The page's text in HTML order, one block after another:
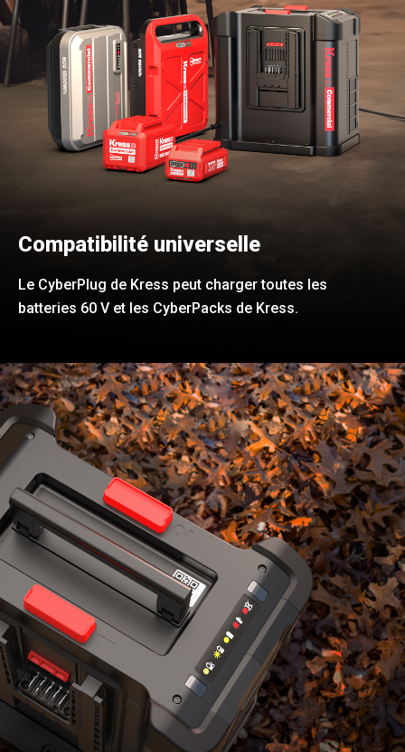
Compatibilité universelle
Le CyberPlug de Kress peut charger toutes les
batteries 60 V et les CyberPacks de Kress.